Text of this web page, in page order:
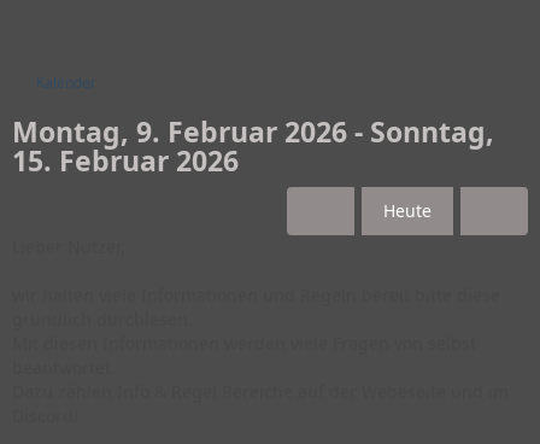
Kalender
Montag, 9. Februar 2026 - Sonntag,
15. Februar 2026
Heute